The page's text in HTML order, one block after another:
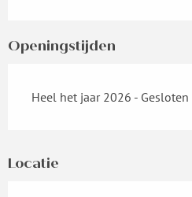
Openingstijden
Heel het jaar 2026 -
Locatie